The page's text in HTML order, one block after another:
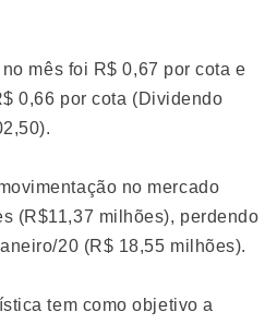
mês foi R$ 0,67 por cota e
0,66 por cota (Dividendo
no mercado
(R$11,37 milhões), perdendo
20 (R$ 18,55 milhões).
tem como objetivo a